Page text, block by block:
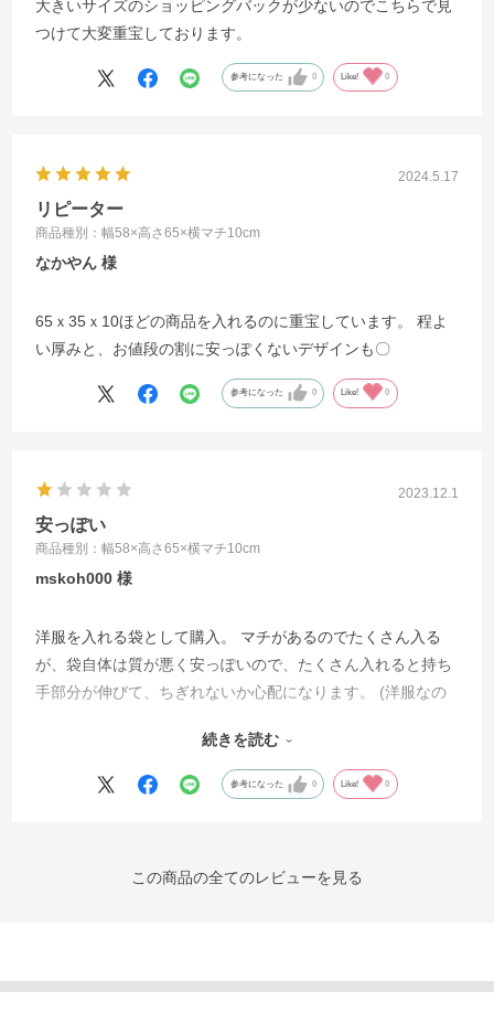
大きいサイズのショッピングバックが少ないのでこちらで見
つけて大変重宝しております。
参考になった 0 Like! 0
2024.5.17
リピーター
商品種別：幅58×高さ65×横マチ10cm
なかやん
65ｘ35ｘ10ほどの商品を入れるのに重宝しています。 程よ
い厚みと、お値段の割に安っぽくないデザインも〇
参考になった 0 Like! 0
2023.12.1
安っぽい
商品種別：幅58×高さ65×横マチ10cm
mskoh000
洋服を入れる袋として購入。 マチがあるのでたくさん入る
が、袋自体は質が悪く安っぽいので、たくさん入れると持ち
手部分が伸びて、ちぎれないか心配になります。 (洋服なの
用には恥ずかしかったです。 値段以下の袋でした。
続きを読む
参考になった 0 Like! 0
この商品の全てのレビューを見る